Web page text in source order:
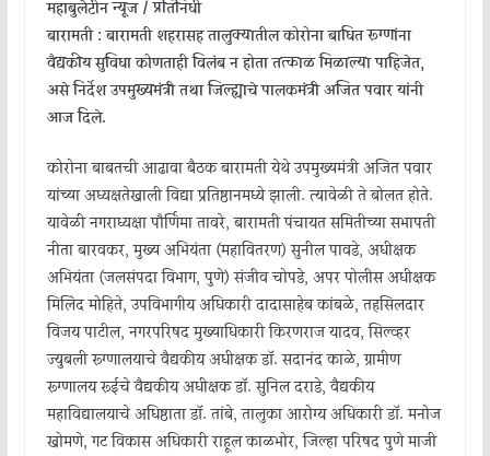
महाबुलेटीन न्यूज / प्रतिनिधी
बारामती : बारामती शहरासह तालुक्यातील कोरोना बाधित रूग्णांना
वैद्यकीय सुविधा कोणताही विलंब न होता तत्काळ मिळाल्या पाहिजेत,
असे निर्देश उपमुख्यमंत्री तथा जिल्ह्याचे पालकमंत्री अजित पवार यांनी
आज दिले.
कोरोना बाबतची आढावा बैठक बारामती येथे उपमुख्यमंत्री अजित पवार
यांच्या अध्यक्षतेखाली विद्या प्रतिष्ठानमध्ये झाली. त्यावेळी ते बोलत होते.
यावेळी नगराध्यक्षा पौर्णिमा तावरे, बारामती पंचायत समितीच्या सभापती
नीता बारवकर, मुख्य अभियंता (महावितरण) सुनील पावडे, अधीक्षक
अभियंता (जलसंपदा विभाग, पुणे) संजीव चोपडे, अपर पोलीस अधीक्षक
मिलिंद मोहिते, उपविभागीय अधिकारी दादासाहेब कांबळे, तहसिलदार
विजय पाटील, नगरपरिषद मुख्याधिकारी किरणराज यादव, सिल्व्हर
ज्युबली रूग्णालयाचे वैद्यकीय अधीक्षक डॉ. सदानंद काळे, ग्रामीण
रूग्णालय रूईचे वैद्यकीय अधीक्षक डॉ. सुनिल दराडे, वैद्यकीय
महाविद्यालयाचे अधिष्ठाता डॉ. तांबे, तालुका आरोग्य अधिकारी डॉ. मनोज
खोमणे, गट विकास अधिकारी राहूल काळभोर, जिल्हा परिषद पुणे माजी